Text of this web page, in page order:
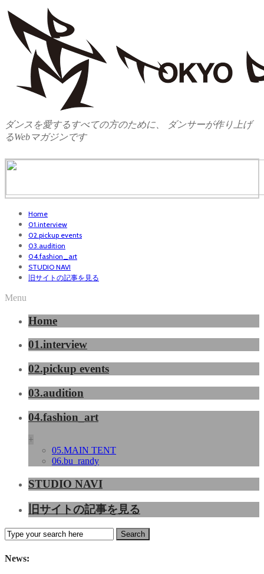
ダンスを愛するすべての方のために、 ダンサーが作り上げ
るWebマガジンです
Home
01.interview
02.pickup events
03.audition
04.fashion_art
STUDIO NAVI
旧サイトの記事を見る
Menu
Home
01.interview
02.pickup events
03.audition
04.fashion_art
+
05.MAIN TENT
06.bu_randy
STUDIO NAVI
旧サイトの記事を見る
News: